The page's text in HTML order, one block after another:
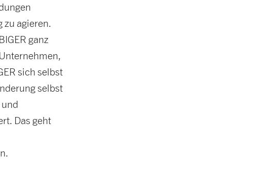
zu agieren.
ganz
sich selbst
selbst
Das geht